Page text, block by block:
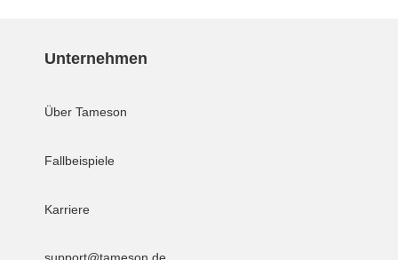
Unternehmen
Über Tameson
Fallbeispiele
Karriere